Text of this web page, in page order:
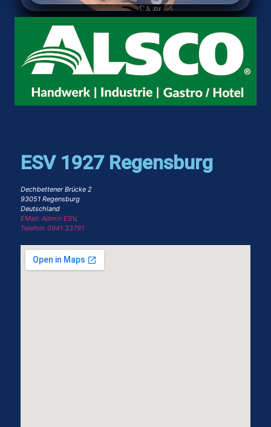
ESV 1927 Regensburg
Dechbettener Brücke 2
93051 Regensburg
Deutschland
EMail: Admin ESV.
Telefon: 0941 33791